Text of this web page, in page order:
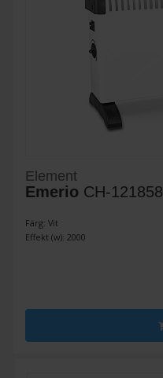
Element
Emerio CH-121858
Färg: Vit
Effekt (w): 2000